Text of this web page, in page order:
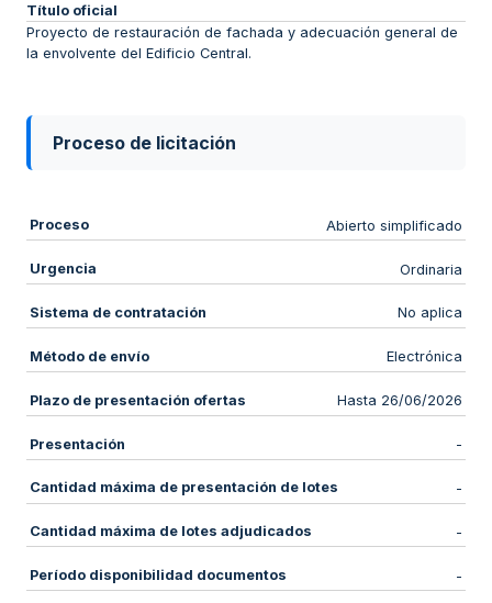
Título oficial
Proyecto de restauración de fachada y adecuación general de
la envolvente del Edificio Central.
Proceso de licitación
Proceso Abierto simplificado
Urgencia Ordinaria
Sistema de contratación No aplica
Método de envío Electrónica
Plazo de presentación ofertas Hasta 26/06/2026
Presentación -
Cantidad máxima de presentación de lotes -
Cantidad máxima de lotes adjudicados -
Período disponibilidad documentos -